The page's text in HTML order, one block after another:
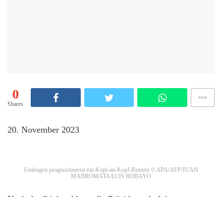
0
Shares
20. November 2023
Umfragen prognostizieren ein Kopf-an-Kopf-Rennen© APA/AFP/JUAN
MABROMATA/LUIS ROBAYO